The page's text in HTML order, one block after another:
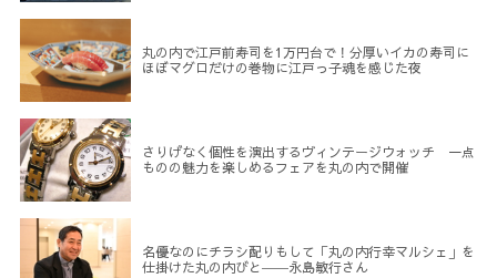
丸の内で江戸前寿司を1万円台で！分厚いイカの寿司に
ほぼマグロだけの巻物に江戸っ子魂を感じた夜
さりげなく個性を演出するヴィンテージウォッチ 一点
ものの魅力を楽しめるフェアを丸の内で開催
名優なのにチラシ配りもして「丸の内行幸マルシェ」を
仕掛けた丸の内びと――永島敏行さん